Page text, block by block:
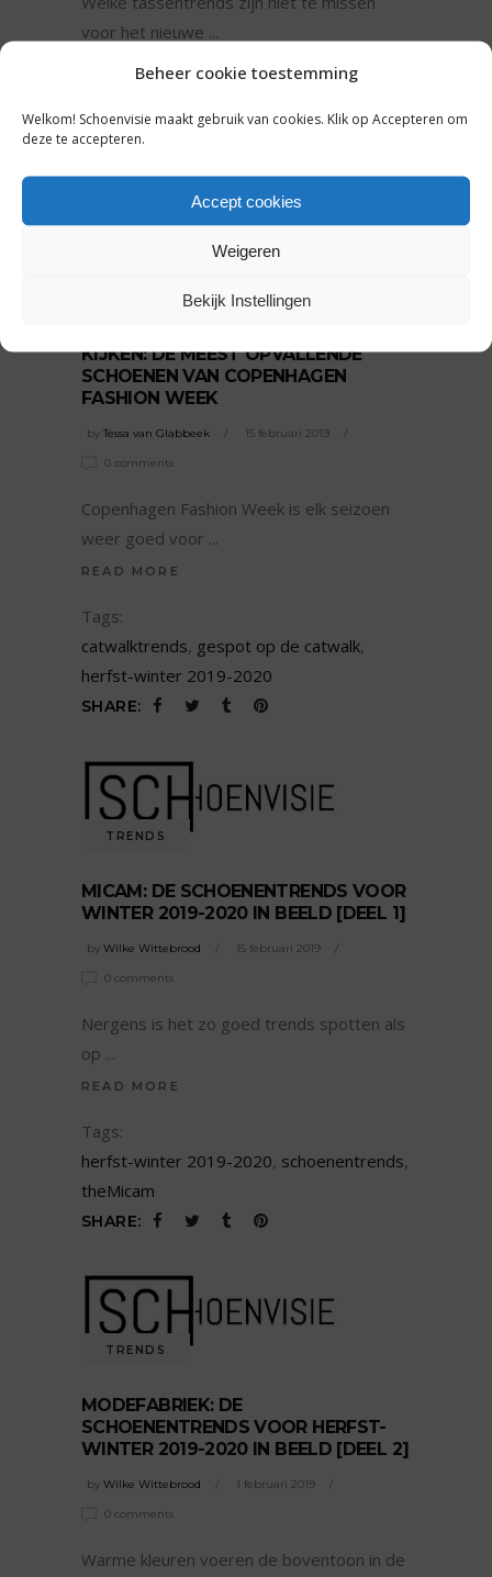
Beheer cookie toestemming
Welkom! Schoenvisie maakt gebruik van cookies. Klik op Accepteren om
deze te accepteren.
Accept cookies
Weigeren
Bekijk Instellingen
voor het nieuwe
READ MORE
Tags:
herfst-winter 2019-2020
KIJKEN: DE MEEST OPVALLENDE
SCHOENEN VAN COPENHAGEN
FASHION WEEK
by Tessa van Glabbeek 15 februari 2019
0 comments
Copenhagen Fashion Week is elk seizoen
weer goed voor
READ MORE
Tags:
catwalktrends, gespot op de catwalk,
herfst-winter 2019-2020
SHARE:
TRENDS
MICAM: DE SCHOENENTRENDS VOOR
WINTER 2019-2020 IN BEELD [DEEL 1]
by Wilke Wittebrood 15 februari 2019
0 comments
Nergens is het zo goed trends spotten als
op
READ MORE
Tags:
herfst-winter 2019-2020, schoenentrends,
theMicam
SHARE:
TRENDS
MODEFABRIEK: DE
SCHOENENTRENDS VOOR HERFST-
WINTER 2019-2020 IN BEELD [DEEL 2]
by Wilke Wittebrood 1 februari 2019
0 comments
Warme kleuren voeren de boventoon in de